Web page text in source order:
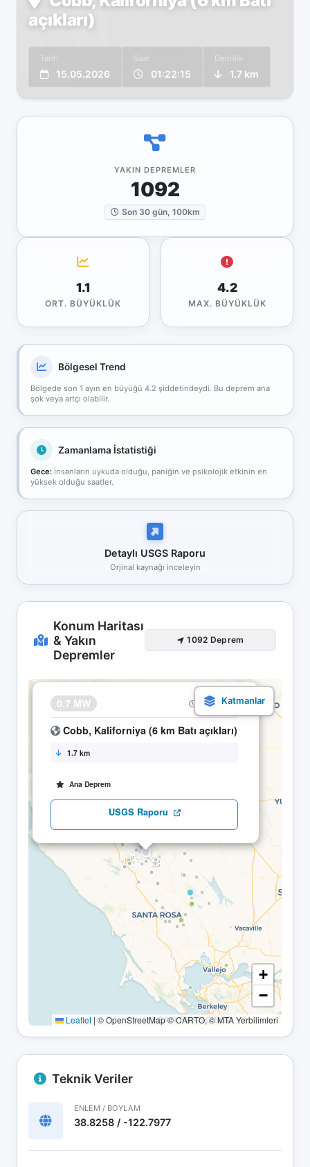
açıkları)
Tarih
15.05.2026
Saat
01:22:15
Derinlik
1.7 km
YAKIN DEPREMLER
1092
Son 30 gün, 100km
1.1
ORT. BÜYÜKLÜK
4.2
MAX. BÜYÜKLÜK
Bölgesel Trend
Bölgede son 1 ayın en büyüğü 4.2 şiddetindeydi. Bu deprem ana
şok veya artçı olabilir.
Zamanlama İstatistiği
Gece: İnsanların uykuda olduğu, paniğin ve psikolojik etkinin en
yüksek olduğu saatler.
Detaylı USGS Raporu
Orjinal kaynağı inceleyin
Konum Haritası
& Yakın
Depremler
1092 Deprem
0.7 MW 15.05 01:22
Cobb, Kaliforniya (6 km Batı açıkları)
1.7 km
Ana Deprem
USGS Raporu
×
+
−
Leaflet | © OpenStreetMap © CARTO, © MTA Yerbilimleri
Teknik Veriler
ENLEM / BOYLAM
38.8258 / -122.7977